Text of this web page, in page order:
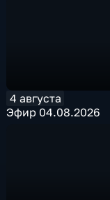
4 августа
Эфир 04.08.2026